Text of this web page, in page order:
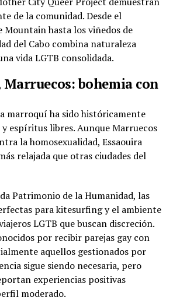
de la comunidad. Desde el
hasta los viñedos de
del Cabo combina naturaleza
vida LGTB consolidada.
Marruecos: bohemia con
marroquí ha sido históricamente
espíritus libres. Aunque Marruecos
la homosexualidad, Essaouira
relajada que otras ciudades del
Patrimonio de la Humanidad, las
para kitesurfing y el ambiente
LGTB que buscan discreción.
por recibir parejas gay con
aquellos gestionados por
sigue siendo necesaria, pero
experiencias positivas
moderado.